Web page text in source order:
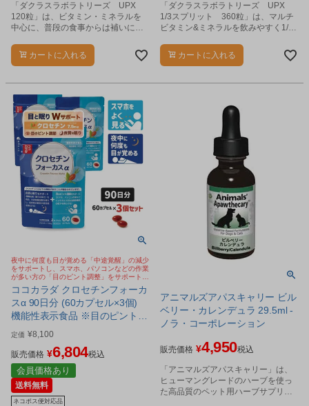
「ダクラスラボラトリーズ UPX
120粒」は、ビタミン・ミネラルを
中心に、普段の食事からは補いにく
めのサプリメントです。
カートに入れる
「ダクラスラボラトリーズ UPX
1/3スプリット 360粒」は、マルチ
ビタミン&ミネラルを飲みやすく1/3
品です。
カートに入れる
夜中に何度も目が覚める「中途覚醒」の減少
をサポートし、スマホ、パソコンなどの作業
が多い方の「目のピント調整」をサポートす
るサプリメント
ココカラダ クロセチンフォーカ
スα 90日分 (60カプセル×3個)
機能性表示食品 ※目のピント調
節 睡眠の質 Wサポート サプリ
[睡眠サプリ/目サプリ] ※ネコポ
ス対応商品
定価 ¥8,100
販売価格 ¥6,804税込
会員価格あり
送料無料
ネコポス便対応品
アニマルズアパスキャリー ビル
ベリー・カレンデュラ 29.5ml -
ノラ・コーポレーション
販売価格 ¥4,950税込
「アニマルズアパスキャリー」は、
ヒューマングレードのハーブを使っ
た高品質のペット用ハーブサプリメ